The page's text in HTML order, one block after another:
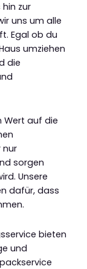
zur
uns um alle
Egal ob du
umziehen
die
Wert auf die
nur
sorgen
Unsere
dafür, dass
bieten
und